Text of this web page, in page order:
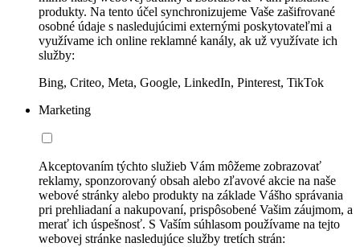
produkty. Na tento účel synchronizujeme Vaše zašifrované
osobné údaje s nasledujúcimi externými poskytovateľmi a
využívame ich online reklamné kanály, ak už využívate ich
služby:
Bing, Criteo, Meta, Google, LinkedIn, Pinterest, TikTok
Marketing
Akceptovaním týchto služieb Vám môžeme zobrazovať
reklamy, sponzorovaný obsah alebo zľavové akcie na naše
webové stránky alebo produkty na základe Vášho správania
pri prehliadaní a nakupovaní, prispôsobené Vašim záujmom, a
merať ich úspešnosť. S Vaším súhlasom používame na tejto
webovej stránke nasledujúce služby tretích strán: